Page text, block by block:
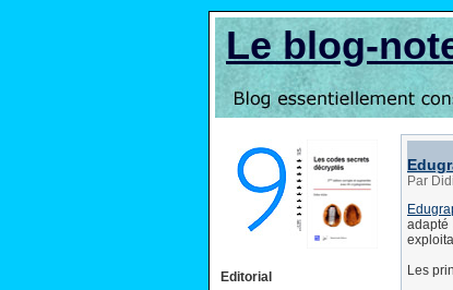
Le blog-
Editorial
Par
adapté
Les